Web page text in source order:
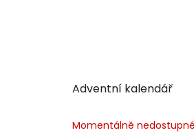
Adventní kalendář
Momentálně nedostupné